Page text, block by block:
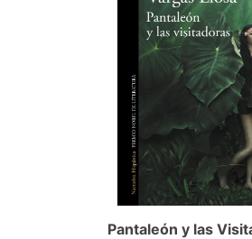
Pantaleón y las